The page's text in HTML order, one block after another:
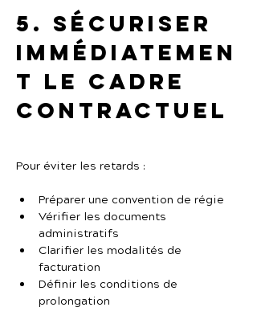
5. Sécuriser
immédiatemen
t le cadre
contractuel
Pour éviter les retards :
Préparer une convention de régie
Vérifier les documents
administratifs
Clarifier les modalités de
facturation
Définir les conditions de
prolongation